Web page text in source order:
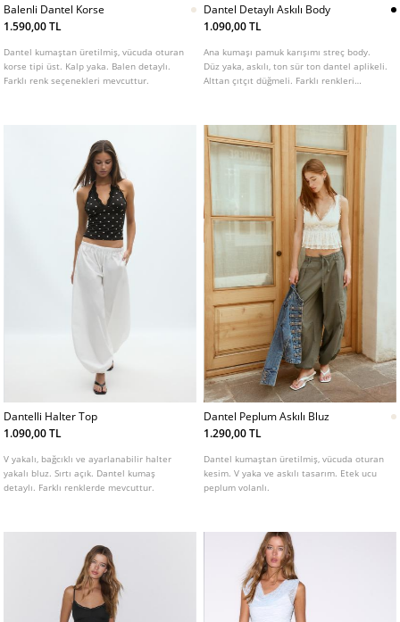
Balenli Dantel Korse
1.590,00 TL
Dantel kumaştan üretilmiş, vücuda oturan
korse tipi üst. Kalp yaka. Balen detaylı.
Farklı renk seçenekleri mevcuttur.
Dantel Detaylı Askılı Body
1.090,00 TL
Ana kumaşı pamuk karışımı streç body.
Düz yaka, askılı, ton sür ton dantel aplikeli.
Alttan çıtçıt düğmeli. Farklı renkleri
Dantelli Halter Top
1.090,00 TL
V yakalı, bağcıklı ve ayarlanabilir halter
yakalı bluz. Sırtı açık. Dantel kumaş
detaylı. Farklı renklerde mevcuttur.
Dantel Peplum Askılı Bluz
1.290,00 TL
Dantel kumaştan üretilmiş, vücuda oturan
kesim. V yaka ve askılı tasarım. Etek ucu
peplum volanlı.